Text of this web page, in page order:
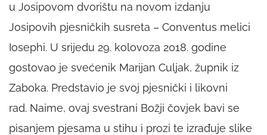
u Josipovom dvorištu na novom izdanju
Josipovih pjesničkih susreta – Conventus melici
Iosephi. U srijedu 29. kolovoza 2018. godine
gostovao je svećenik Marijan Culjak, župnik iz
Zaboka. Predstavio je svoj pjesnički i likovni
rad. Naime, ovaj svestrani Božji čovjek bavi se
pisanjem pjesama u stihu i prozi te izrađuje slike